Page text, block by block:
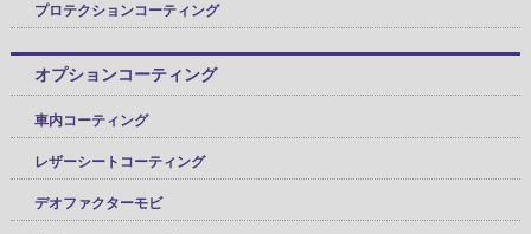
プロテクションコーティング
オプションコーティング
車内コーティング
レザーシートコーティング
デオファクターモビ